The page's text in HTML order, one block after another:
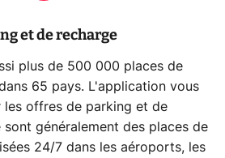
et de recharge
plus de 500 000 places de
65 pays. L'application vous
les offres de parking et de
sont généralement des places de
24/7 dans les aéroports, les